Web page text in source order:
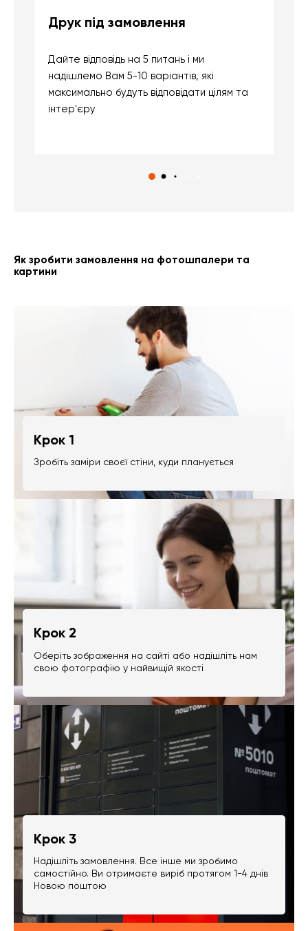
Друк під замовлення
Дайте відповідь на 5 питань і ми
надішлемо Вам 5-10 варіантів, які
максимально будуть відповідати цілям та
інтер'єру
Як зробити замовлення на фотошпалери та
картини
Крок 1
Зробіть заміри своєї стіни, куди планується
Крок 2
Оберіть зображення на сайті або надішліть нам
свою фотографію у найвищій якості
Крок 3
Надішліть замовлення. Все інше ми зробимо
самостійно. Ви отримаєте виріб протягом 1-4 днів
Новою поштою